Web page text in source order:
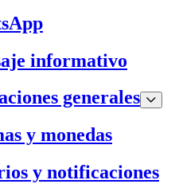
informativo
generales
y monedas
y notificaciones